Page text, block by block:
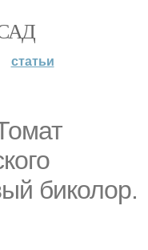
статьи
биколор.